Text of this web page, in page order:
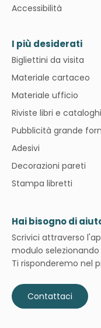
Accessibilità
I più desiderati
Bigliettini da visita
Materiale cartaceo
Materiale ufficio
Riviste libri e cataloghi
Pubblicità grande
Adesivi
Decorazioni pareti
Stampa libretti
Hai bisogno di
Scrivici attraverso
modulo
Ti risponderemo nel
Contattaci